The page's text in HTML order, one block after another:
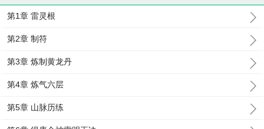
第1章 雷灵根
第2章 制符
第3章 炼制黄龙丹
第4章 炼气六层
第5章 山脉历练